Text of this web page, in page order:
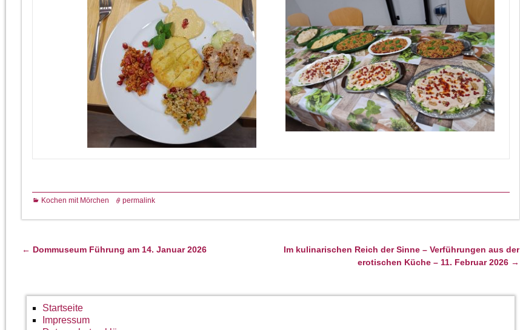
Kochen mit Mörchen permalink
← Dommuseum Führung am 14. Januar 2026
Im kulinarischen Reich der Sinne – Verführungen aus der
erotischen Küche – 11. Februar 2026 →
Startseite
Impressum